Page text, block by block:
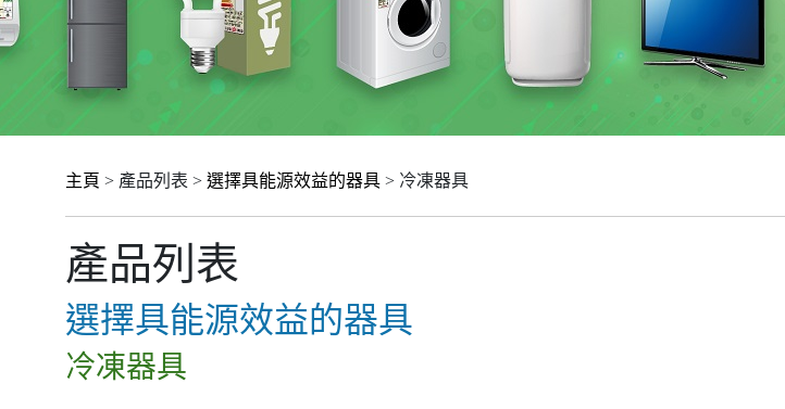
主頁 > 產品列表 > 選擇具能源效益的器具 > 冷凍器具
產品列表
選擇具能源效益的器具
冷凍器具